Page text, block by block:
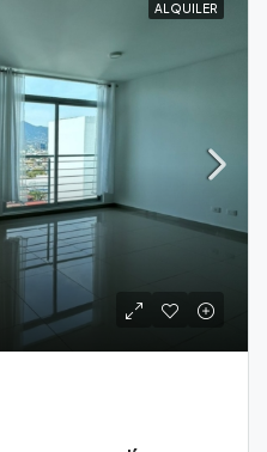
ALQUILER